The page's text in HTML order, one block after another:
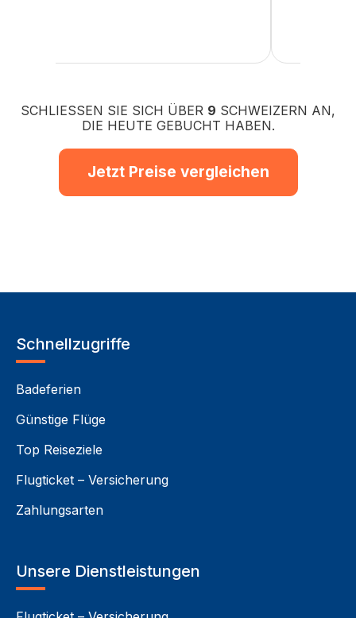
SCHLIESSEN SIE SICH ÜBER 9 SCHWEIZERN AN,
DIE HEUTE GEBUCHT HABEN.
Jetzt Preise vergleichen
Schnellzugriffe
Badeferien
Günstige Flüge
Top Reiseziele
Flugticket – Versicherung
Zahlungsarten
Unsere Dienstleistungen